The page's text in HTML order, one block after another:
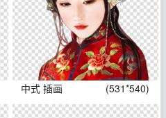
中式 插画 (531*540)